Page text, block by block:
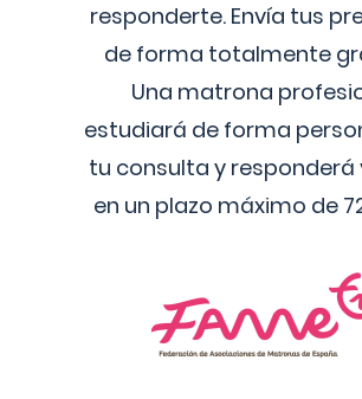
responderte. Envía tus
de forma totalmente
Una matrona
estudiará de forma
tu consulta y responderá
en un plazo máximo de